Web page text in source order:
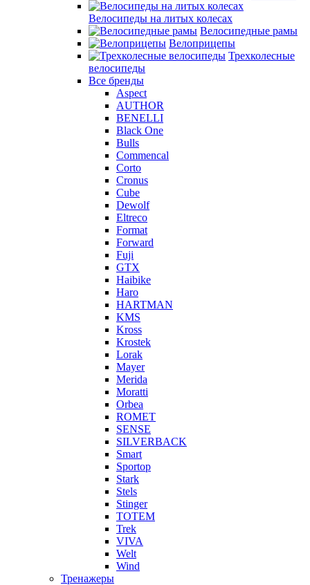
Велосипеды на литых колесах
Велосипедные рамы
Велоприцепы
Трехколесные
велосипеды
Все бренды
Aspect
AUTHOR
BENELLI
Black One
Bulls
Commencal
Corto
Cronus
Cube
Dewolf
Eltreco
Format
Forward
Fuji
GTX
Haibike
Haro
HARTMAN
KMS
Kross
Krostek
Lorak
Mayer
Merida
Moratti
Orbea
ROMET
SENSE
SILVERBACK
Smart
Sportop
Stark
Stels
Stinger
TOTEM
Trek
VIVA
Welt
Wind
Тренажеры